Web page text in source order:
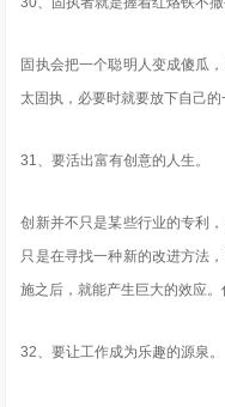
固执会把一个聪明人变成傻瓜
太固执，必要时就要放下自己
31、要活出富有创意的人生。
创新并不只是某些行业的专利
只是在寻找一种新的改进方法
施之后，就能产生巨大的效应。
32、要让工作成为乐趣的源泉。